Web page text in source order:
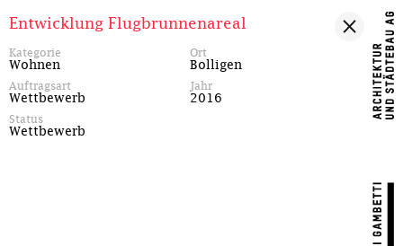
Entwicklung Flugbrunnenareal
Kategorie
Wohnen
Ort
Bolligen
Auftragsart
Wettbewerb
Jahr
2016
Status
Wettbewerb